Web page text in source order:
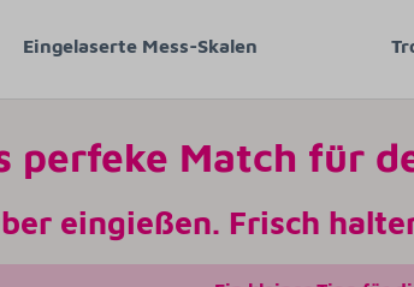
Eingelaserte Mess-Skalen
perfeke Match für
eingießen. Frisch